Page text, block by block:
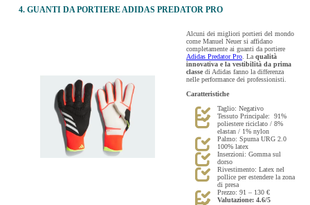
4. GUANTI DA PORTIERE ADIDAS PREDATOR PRO
Alcuni dei migliori portieri del mondo
come Manuel Neuer si affidano
completamente ai guanti da portiere
Adidas Predator Pro . La qualità
innovativa e la vestibilità da prima
classe di Adidas fanno la differenza
nelle performance dei professionisti.
Caratteristiche
Taglio: Negativo
Tessuto Principale: 91%
poliestere riciclato / 8%
elastan / 1% nylon
Palmo: Spuma URG 2.0
100% latex
Inserzioni: Gomma sul
dorso
Rivestimento: Latex nel
pollice per estendere la zona
di presa
Prezzo: 91 – 130 €
Valutazione: 4.6/5